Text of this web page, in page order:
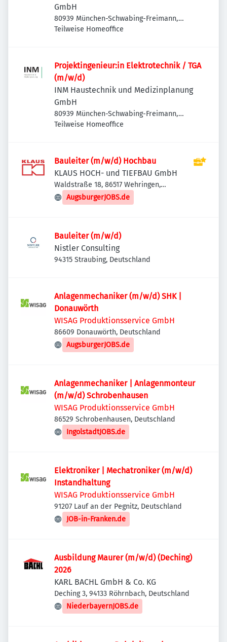
GmbH
80939 München-Schwabing-Freimann,
Deutschland
Teilweise Homeoffice
Projektingenieur:in Elektrotechnik / TGA
(m/w/d)
INM Haustechnik und Medizinplanung
GmbH
80939 München-Schwabing-Freimann,
Deutschland
Teilweise Homeoffice
Bauleiter (m/w/d) Hochbau
KLAUS HOCH- und TIEFBAU GmbH
Waldstraße 18, 86517 Wehringen,
Deutschland
AugsburgerJOBS.de
Bauleiter (m/w/d)
Nistler Consulting
94315 Straubing, Deutschland
Anlagenmechaniker (m/w/d) SHK |
Donauwörth
WISAG Produktionsservice GmbH
86609 Donauwörth, Deutschland
AugsburgerJOBS.de
Anlagenmechaniker | Anlagenmonteur
(m/w/d) Schrobenhausen
WISAG Produktionsservice GmbH
86529 Schrobenhausen, Deutschland
IngolstadtJOBS.de
Elektroniker | Mechatroniker (m/w/d)
Instandhaltung
WISAG Produktionsservice GmbH
91207 Lauf an der Pegnitz, Deutschland
JOB-in-Franken.de
Ausbildung Maurer (m/w/d) (Deching)
2026
KARL BACHL GmbH & Co. KG
Deching 3, 94133 Röhrnbach, Deutschland
NiederbayernJOBS.de